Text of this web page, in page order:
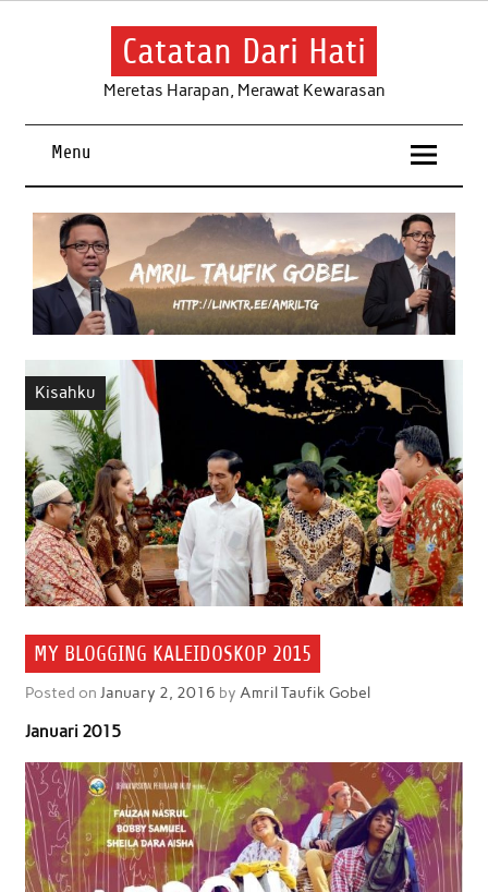
Skip
Catatan Dari Hati
Meretas Harapan, Merawat Kewarasan
Menu
Kisahku
MY BLOGGING KALEIDOSKOP 2015
Posted on January 2, 2016 by Amril Taufik Gobel
Januari 2015